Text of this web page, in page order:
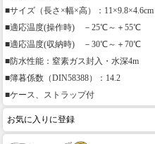
■サイズ（長さ×幅×高）：11×9.8×4.6cm
■適応温度(操作時) －25℃～＋55℃
■適応温度(収納時) －30℃～＋70℃
■防水性能：窒素ガス封入・水深4m
■簿暮係数（DIN58388）：14.2
■ケース、ストラップ付
お気に入りに登録